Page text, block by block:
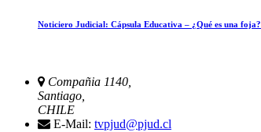
Noticiero Judicial: Cápsula Educativa – ¿Qué es una foja?
Compañia 1140,
Santiago,
CHILE
E-Mail: tvpjud@pjud.cl